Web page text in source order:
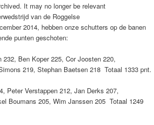
It may no longer be relevant
van de Roggelse
2014, hebben onze schutters op de banen
punten geschoten:
232, Ben Koper 225, Cor Joosten 220,
219, Stephan Baetsen 218 Totaal 1333 pnt.
Peter Verstappen 212, Jan Derks 207,
Boumans 205, Wim Janssen 205 Totaal 1249